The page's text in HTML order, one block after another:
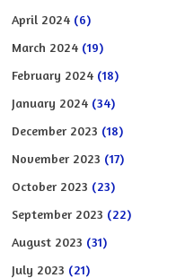
April 2024 (6)
March 2024 (19)
February 2024 (18)
January 2024 (34)
December 2023 (18)
November 2023 (17)
October 2023 (23)
September 2023 (22)
August 2023 (31)
July 2023 (21)